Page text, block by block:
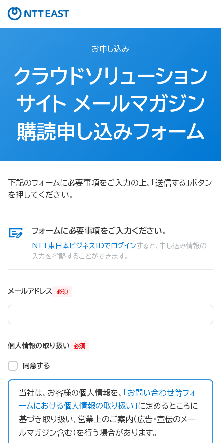
お申し込み
クラウドソリューション
サイト メールマガジン
購読申し込みフォーム
下記のフォームに必要事項をご入力の上、「送信する」ボタン
を押してください。
フォームに必要事項をご入力ください。
NTT東日本ビジネスIDでログインすると、申し込み情報の
入力を省略することができます。
必須
メールアドレス
必須
個人情報の取り扱い
同意する
当社は、お客様の個人情報を、
「お問い合わせ等フォ
ームにおける個人情報の取り扱い」に定めるところに
基づき取り扱い、営業上のご案内（広告・宣伝のメー
ルマガジン含む）を行う場合があります。